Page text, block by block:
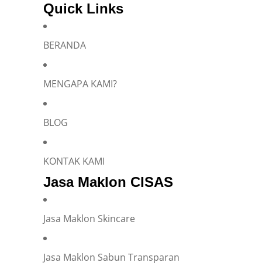
Quick Links
BERANDA
MENGAPA KAMI?
BLOG
KONTAK KAMI
Jasa Maklon CISAS
Jasa Maklon Skincare
Jasa Maklon Sabun Transparan